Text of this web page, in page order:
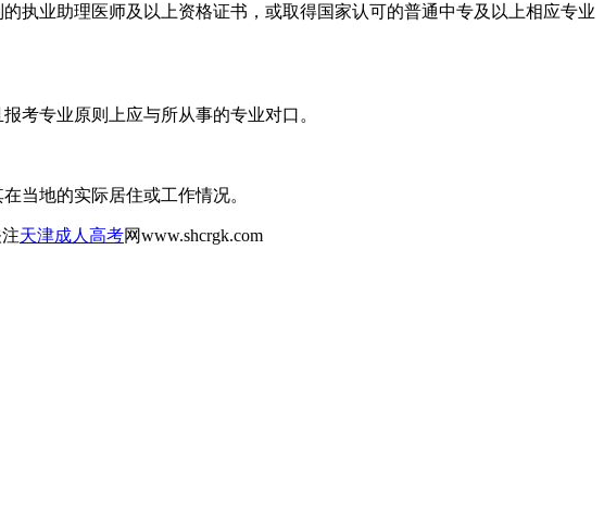
业助理医师及以上资格证书，或取得国家认可的普通中专及以上相应专业
专业原则上应与所从事的专业对口。
当地的实际居住或工作情况。
天津成人高考网www.shcrgk.com